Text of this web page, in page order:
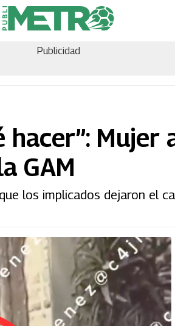
Publicidad
Mujer
GAM
los implicados dejaron el